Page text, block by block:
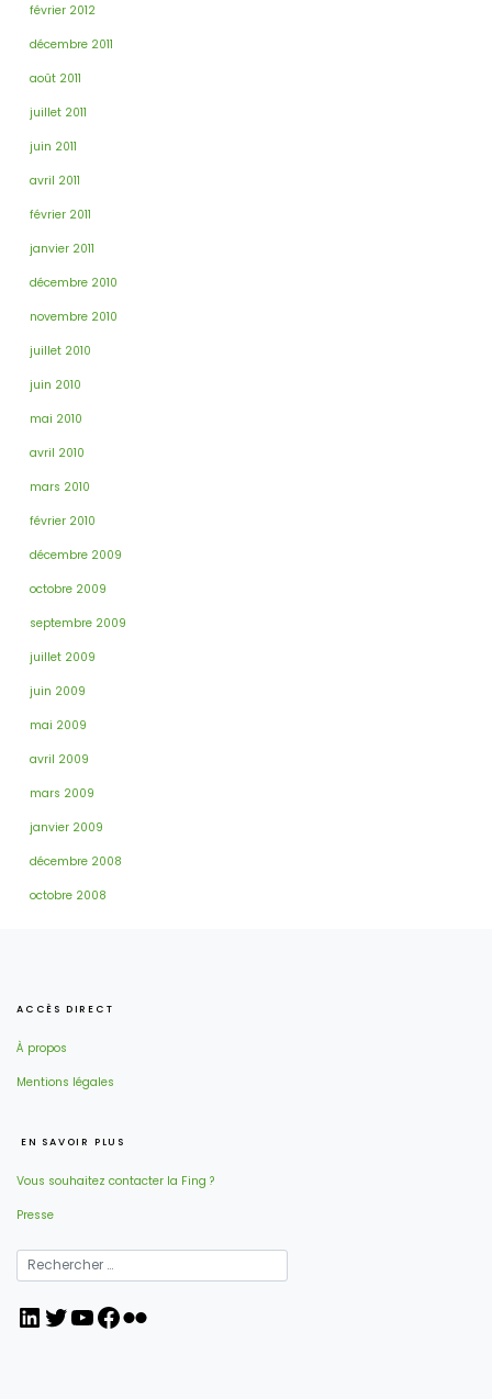
février 2012
décembre 2011
août 2011
juillet 2011
juin 2011
avril 2011
février 2011
janvier 2011
décembre 2010
novembre 2010
juillet 2010
juin 2010
mai 2010
avril 2010
mars 2010
février 2010
décembre 2009
octobre 2009
septembre 2009
juillet 2009
juin 2009
mai 2009
avril 2009
mars 2009
janvier 2009
décembre 2008
octobre 2008
ACCÈS DIRECT
À propos
Mentions légales
EN SAVOIR PLUS
Vous souhaitez contacter la Fing ?
Presse
LinkedIn
Twitter
YouTube
Facebook
Flickr